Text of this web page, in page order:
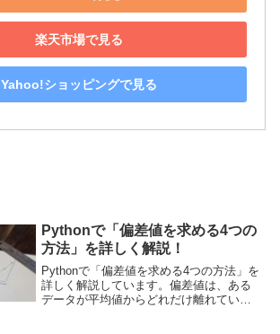
楽天市場で見る
Yahoo!ショッピングで見る
Pythonで「偏差値を求める4つの
方法」を詳しく解説！
Pythonで「偏差値を求める4つの方法」を
詳しく解説しています。偏差値は、ある
データが平均値からどれだけ離れている